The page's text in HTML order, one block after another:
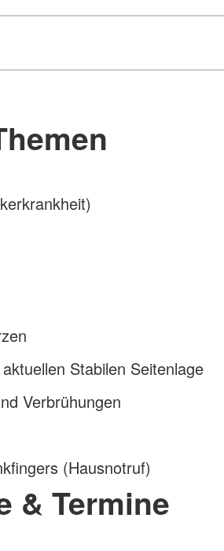
Stabilen Seitenlage
Verbrühungen
(Hausnotruf)
& Termine